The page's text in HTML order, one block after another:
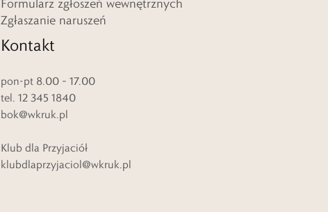
Formularz zgłoszeń wewnętrznych
Zgłaszanie naruszeń
Kontakt
pon-pt 8.00 – 17.00
tel. 12 345 1840
bok@wkruk.pl
Klub dla Przyjaciół
klubdlaprzyjaciol@wkruk.pl